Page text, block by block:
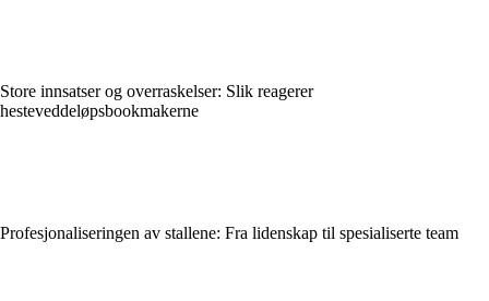
Store innsatser og overraskelser: Slik reagerer
hesteveddeløpsbookmakerne
Profesjonaliseringen av stallene: Fra lidenskap til spesialiserte team